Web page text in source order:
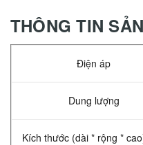
THÔNG TIN
Điện áp
Dung lượng
Kích thước (dài * rộng *